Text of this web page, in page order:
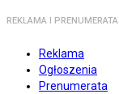
REKLAMA I PRENUMERATA
Reklama
Ogłoszenia
Prenumerata